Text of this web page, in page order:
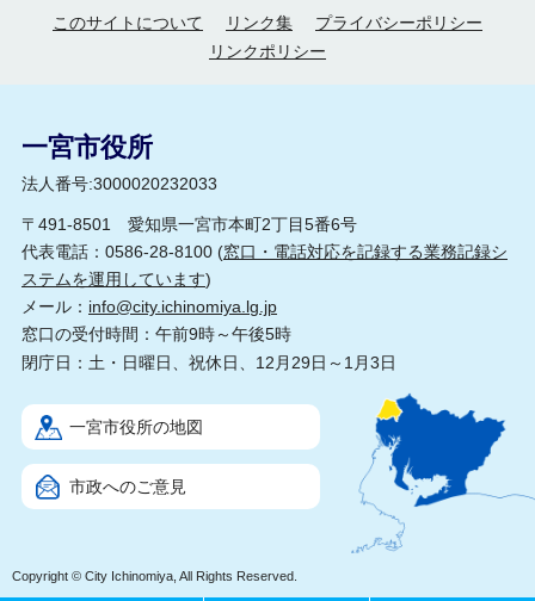
このサイトについて リンク集
プライバシーポリシー
リンクポリシー
一宮市役所
法人番号:3000020232033
〒491-8501 愛知県一宮市本町2丁目5番6号
代表電話：0586-28-8100 (窓口・電話対応を記録する業務記録シ
ステムを運用しています)
メール： info@city.ichinomiya.lg.jp
窓口の受付時間：午前9時～午後5時
閉庁日：土・日曜日、祝休日、12月29日～1月3日
一宮市役所の地図
市政へのご意見
Copyright © City Ichinomiya, All Rights Reserved.